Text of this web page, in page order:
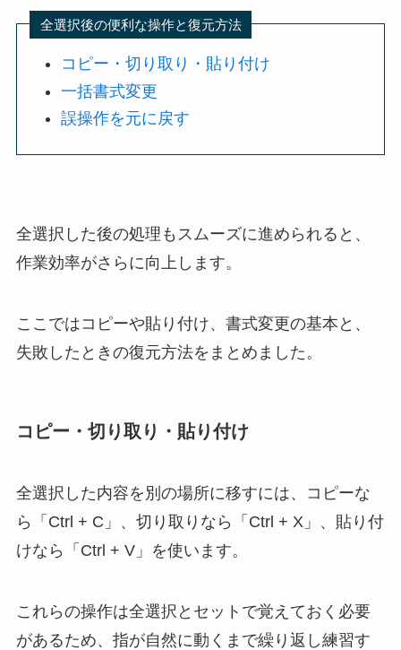
全選択後の便利な操作と復元方法
コピー・切り取り・貼り付け
一括書式変更
誤操作を元に戻す
全選択した後の処理もスムーズに進められると、
作業効率がさらに向上します。
ここではコピーや貼り付け、書式変更の基本と、
失敗したときの復元方法をまとめました。
コピー・切り取り・貼り付け
全選択した内容を別の場所に移すには、コピーな
ら「Ctrl + C」、切り取りなら「Ctrl + X」、貼り付
けなら「Ctrl + V」を使います。
これらの操作は全選択とセットで覚えておく必要
があるため、指が自然に動くまで繰り返し練習す